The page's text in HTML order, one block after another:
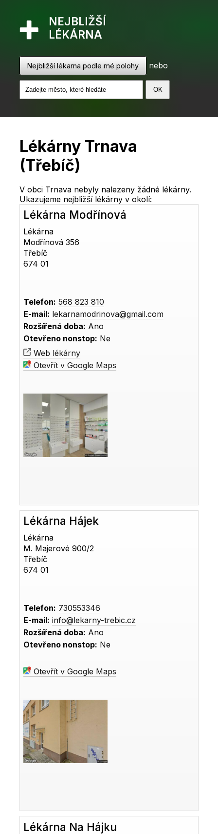
NEJBLIŽŠÍ
LÉKÁRNA
Nejbližší lékarna podle mé polohy nebo
Lékárny Trnava
(Třebíč)
V obci Trnava nebyly nalezeny žádné lékárny.
Ukazujeme nejbližší lékárny v okolí:
Lékárna Modřínová
Lékárna
Modřínová 356
Třebíč
674 01
Telefon: 568 823 810
E-mail: lekarnamodrinova@gmail.com
Rozšířená doba: Ano
Otevřeno nonstop: Ne
Web lékárny
Otevřít v Google Maps
Lékárna Hájek
Lékárna
M. Majerové 900/2
Třebíč
674 01
Telefon: 730553346
E-mail: info@lekarny-trebic.cz
Rozšířená doba: Ano
Otevřeno nonstop: Ne
Otevřít v Google Maps
Lékárna Na Hájku